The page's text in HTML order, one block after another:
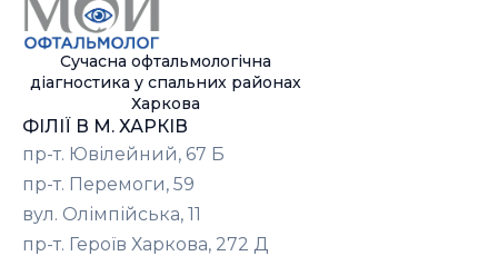
Сучасна офтальмологічна
діагностика у спальних районах
Харкова
ФІЛІЇ В М. ХАРКІВ
пр-т. Ювілейний, 67 Б
пр-т. Перемоги, 59
вул. Олімпійська, 11
пр-т. Героїв Харкова, 272 Д